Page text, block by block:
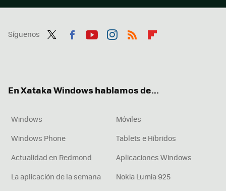
Síguenos
En Xataka Windows hablamos de...
Windows
Móviles
Windows Phone
Tablets e Híbridos
Actualidad en Redmond
Aplicaciones Windows
La aplicación de la semana
Nokia Lumia 925